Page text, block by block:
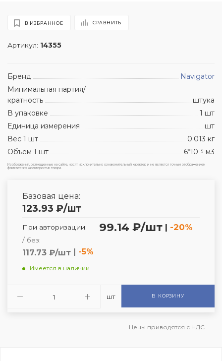
Артикул: 14355
В ИЗБРАННОЕ СРАВНИТЬ
Бренд
Navigator
Минимальная партия/
кратность
штука
В упаковке
1 шт
Единица измерения
шт
Вес 1 шт
0.013 кг
Объем 1 шт
6*10⁻⁵ м3
Изображения, размещенные на сайте, носят исключительно ознакомительный характер и не являются точным отображением
фактических характеристик товара.
Базовая цена:
123.93 ₽/шт
При авторизации: 99.14 ₽/шт | -20%
/ без:
117.73 ₽/шт | -5%
Имеется в наличии
шт В КОРЗИНУ
Цены приводятся с НДС